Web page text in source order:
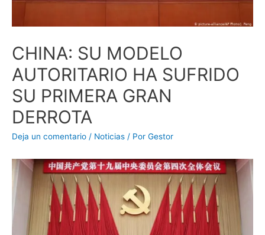
CHINA: SU MODELO
AUTORITARIO HA SUFRIDO
SU PRIMERA GRAN
DERROTA
Deja un comentario / Noticias / Por Gestor